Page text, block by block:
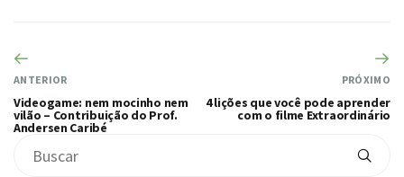
ANTERIOR
Videogame: nem mocinho nem
vilão – Contribuição do Prof.
Andersen Caribé
PRÓXIMO
4 lições que você pode aprender
com o filme Extraordinário